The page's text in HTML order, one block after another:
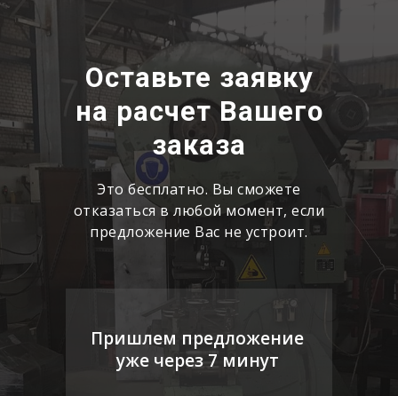
Оставьте заявку
на расчет Вашего
заказа
Это бесплатно. Вы сможете
отказаться в любой момент, если
предложение Вас не устроит.
Пришлем предложение
уже через 7 минут